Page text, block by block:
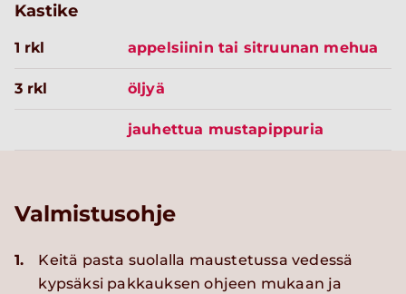
Kastike
1 rkl appelsiinin tai sitruunan mehua
3 rkl öljyä
jauhettua mustapippuria
Valmistusohje
1.
Keitä pasta suolalla maustetussa vedessä
kypsäksi pakkauksen ohjeen mukaan ja